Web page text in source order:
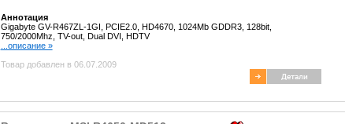
Аннотация
Gigabyte GV-R467ZL-1GI, PCIE2.0, HD4670, 1024Mb GDDR3, 128bit,
750/2000Mhz, TV-out, Dual DVI, HDTV
...описание »
Товар добавлен в 06.07.2009